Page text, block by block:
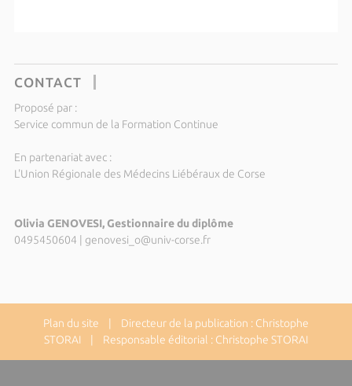
CONTACT
Proposé par :
Service commun de la Formation Continue
En partenariat avec :
L'Union Régionale des Médecins Liébéraux de Corse
Olivia GENOVESI, Gestionnaire du diplôme
0495450604
genovesi_o@univ-corse.fr
Plan du site | Directeur de la publication : Christophe
STORAI | Responsable éditorial : Christophe STORAI